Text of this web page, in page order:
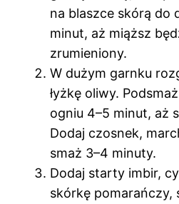
na blaszce skórą do
minut, aż miąższ
zrumieniony.
W dużym garnku
łyżkę oliwy.
ogniu 4–5 minut, aż
Dodaj czosnek,
smaż 3–4 minuty.
Dodaj starty imbir,
skórkę pomarańczy,